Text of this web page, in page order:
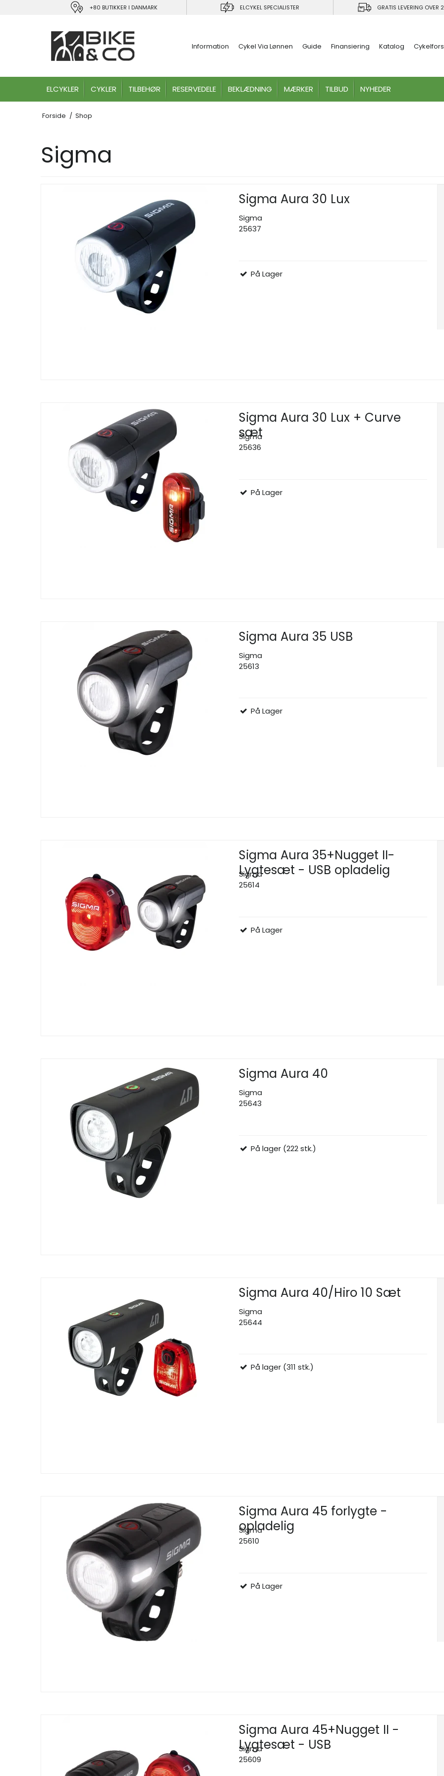
+80 BUTIKKER I DANMARK ELCYKEL SPECIALISTER GRATIS LEVERING OVER
Information Cykel Via Lønnen Guide Finansiering Katalog
ELCYKLER CYKLER TILBEHØR RESERVEDELE BEKLÆDNING MÆRKER TILBUD NYHEDER
Forside / Shop
Sigma
Sigma Aura 30 Lux
Sigma
25637
På Lager
Sigma Aura 30 Lux + Curve
sæt
Sigma
25636
På Lager
Sigma Aura 35 USB
Sigma
25613
På Lager
Sigma Aura 35+Nugget II-
Lygtesæt - USB opladelig
Sigma
25614
På Lager
Sigma Aura 40
Sigma
25643
På lager (222 stk.)
Sigma Aura 40/Hiro 10 Sæt
Sigma
25644
På lager (311 stk.)
Sigma Aura 45 forlygte -
opladelig
Sigma
25610
På Lager
Sigma Aura 45+Nugget II -
Lygtesæt - USB
Sigma
25609